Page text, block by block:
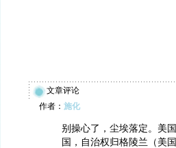
文章评论
作者： 施化
别操心了，尘埃落定。美
国，自治权归格陵兰（美